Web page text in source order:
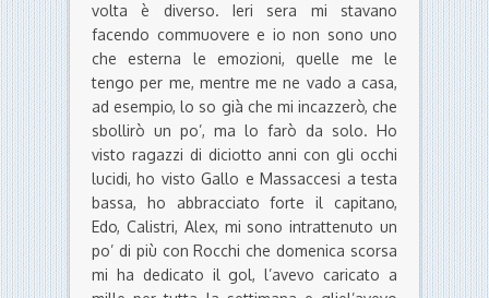
volta è diverso. Ieri sera mi stavano
facendo commuovere e io non sono uno
che esterna le emozioni, quelle me le
tengo per me, mentre me ne vado a casa,
ad esempio, lo so già che mi incazzerò, che
sbollirò un po’, ma lo farò da solo. Ho
visto ragazzi di diciotto anni con gli occhi
lucidi, ho visto Gallo e Massaccesi a testa
bassa, ho abbracciato forte il capitano,
Edo, Calistri, Alex, mi sono intrattenuto un
po’ di più con Rocchi che domenica scorsa
mi ha dedicato il gol, l’avevo caricato a